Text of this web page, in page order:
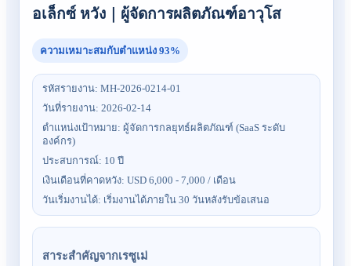
อเล็กซ์ หวัง ผู้จัดการผลิตภัณฑ์อาวุโส
ความเหมาะสมกับตำแหน่ง 93%
รหัสรายงาน: MH-2026-0214-01
วันที่รายงาน: 2026-02-14
ตำแหน่งเป้าหมาย: ผู้จัดการกลยุทธ์ผลิตภัณฑ์ (SaaS ระดับ
องค์กร)
ประสบการณ์: 10 ปี
เงินเดือนที่คาดหวัง: USD 6,000 - 7,000 / เดือน
วันเริ่มงานได้: เริ่มงานได้ภายใน 30 วันหลังรับข้อเสนอ
สาระสำคัญจากเรซูเม่